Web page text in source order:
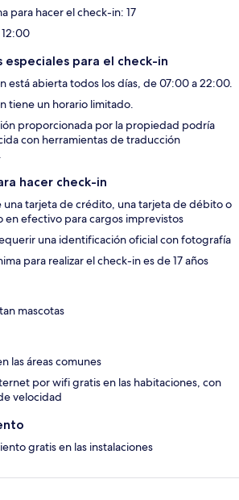
para hacer el check-in: 17
especiales para el check-in
está abierta todos los días, de 07:00 a 22:00.
tiene un horario limitado.
proporcionada por la propiedad podría
con herramientas de traducción
hacer check-in
una tarjeta de crédito, una tarjeta de débito o
en efectivo para cargos imprevistos
una identificación oficial con fotografía
para realizar el check-in es de 17 años
mascotas
las áreas comunes
por wifi gratis en las habitaciones, con
velocidad
gratis en las instalaciones